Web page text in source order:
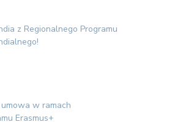
z Regionalnego Programu
w ramach
Erasmus+